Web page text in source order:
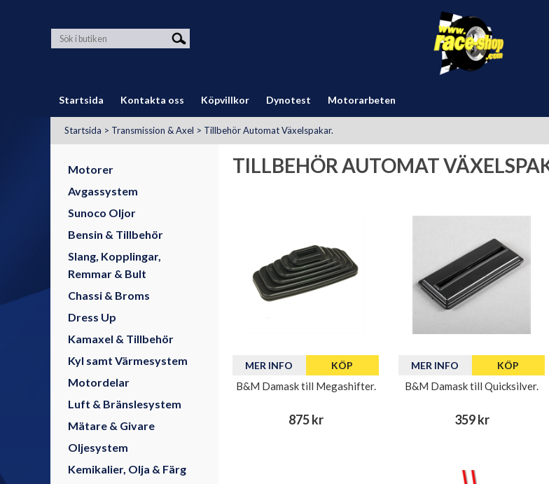
Startsida Kontakta oss Köpvillkor Dynotest Motorarbeten
Startsida > Transmission & Axel > Tillbehör Automat Växelspakar.
Motorer
Avgassystem
Sunoco Oljor
Bensin & Tillbehör
Slang, Kopplingar,
Remmar & Bult
Chassi & Broms
Dress Up
Kamaxel & Tillbehör
Kyl samt Värmesystem
Motordelar
Luft & Bränslesystem
Mätare & Givare
Oljesystem
Kemikalier, Olja & Färg
TILLBEHÖR AUTOMAT
MER INFO KÖP
B&M Damask till Megashifter.
875 kr
MER INFO KÖP
B&M Damask till Quicksilver.
359 kr